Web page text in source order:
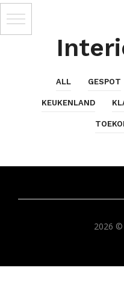
ALL GESPOT
KEUKENLAND
2026 ©